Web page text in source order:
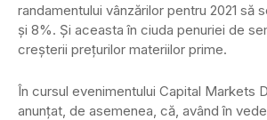
randamentului vânzărilor pentru 2021 să
și 8%. Și aceasta în ciuda penuriei de
creșterii prețurilor materiilor prime.
În cursul evenimentului Capital Markets
anunțat, de asemenea, că, având în